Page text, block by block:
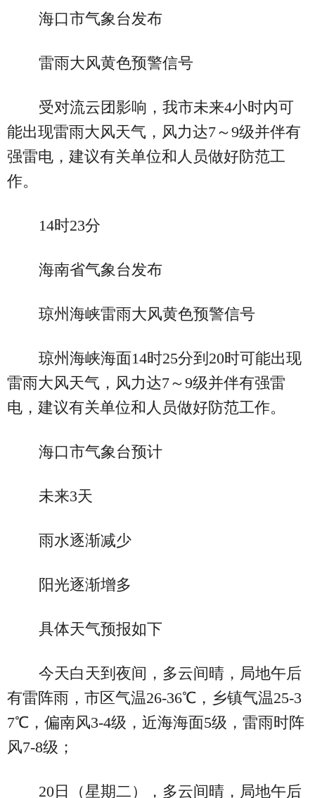
海口市气象台发布
雷雨大风黄色预警信号
受对流云团影响，我市未来4小时内可
能出现雷雨大风天气，风力达7～9级并伴有
强雷电，建议有关单位和人员做好防范工
作。
14时23分
海南省气象台发布
琼州海峡雷雨大风黄色预警信号
琼州海峡海面14时25分到20时可能出现
雷雨大风天气，风力达7～9级并伴有强雷
电，建议有关单位和人员做好防范工作。
海口市气象台预计
未来3天
雨水逐渐减少
阳光逐渐增多
具体天气预报如下
今天白天到夜间，多云间晴，局地午后
有雷阵雨，市区气温26-36℃，乡镇气温25-3
7℃，偏南风3-4级，近海海面5级，雷雨时阵
风7-8级；
20日（星期二），多云间晴，局地午后